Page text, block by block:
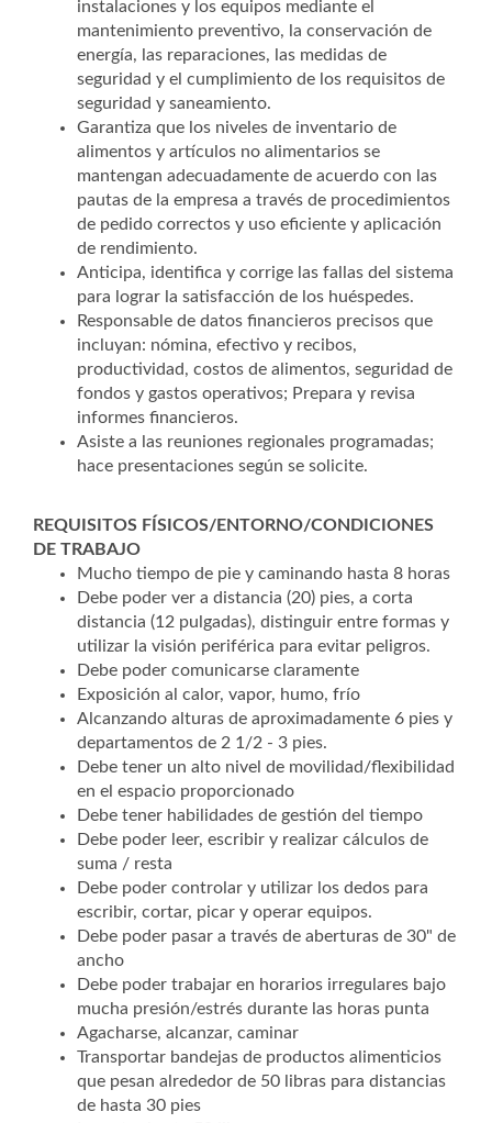
instalaciones y los equipos mediante el
mantenimiento preventivo, la conservación de
energía, las reparaciones, las medidas de
seguridad y el cumplimiento de los requisitos de
seguridad y saneamiento.
Garantiza que los niveles de inventario de
alimentos y artículos no alimentarios se
mantengan adecuadamente de acuerdo con las
pautas de la empresa a través de procedimientos
de pedido correctos y uso eficiente y aplicación
de rendimiento.
Anticipa, identifica y corrige las fallas del sistema
para lograr la satisfacción de los huéspedes.
Responsable de datos financieros precisos que
incluyan: nómina, efectivo y recibos,
productividad, costos de alimentos, seguridad de
fondos y gastos operativos; Prepara y revisa
informes financieros.
Asiste a las reuniones regionales programadas;
hace presentaciones según se solicite.
REQUISITOS FÍSICOS/ENTORNO/CONDICIONES
DE TRABAJO
Mucho tiempo de pie y caminando hasta 8 horas
Debe poder ver a distancia (20) pies, a corta
distancia (12 pulgadas), distinguir entre formas y
utilizar la visión periférica para evitar peligros.
Debe poder comunicarse claramente
Exposición al calor, vapor, humo, frío
Alcanzando alturas de aproximadamente 6 pies y
departamentos de 2 1/2 - 3 pies.
Debe tener un alto nivel de movilidad/flexibilidad
en el espacio proporcionado
Debe tener habilidades de gestión del tiempo
Debe poder leer, escribir y realizar cálculos de
suma / resta
Debe poder controlar y utilizar los dedos para
escribir, cortar, picar y operar equipos.
Debe poder pasar a través de aberturas de 30" de
ancho
Debe poder trabajar en horarios irregulares bajo
mucha presión/estrés durante las horas punta
Agacharse, alcanzar, caminar
Transportar bandejas de productos alimenticios
que pesan alrededor de 50 libras para distancias
de hasta 30 pies